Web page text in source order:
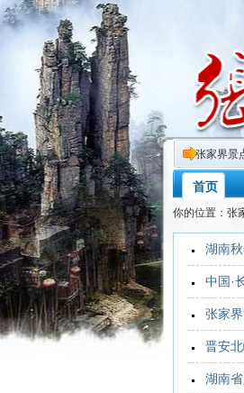
张家界景
首页
你的位置： 张
湖南
中国·
张家
晋安
湖南